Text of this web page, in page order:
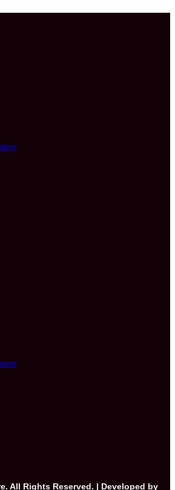
All Rights Reserved. | Developed by